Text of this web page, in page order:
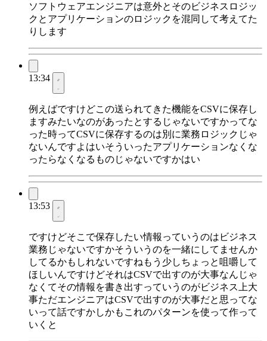
ソフトウェアエンジニアは意外とそのビジネスロジッ
クとアプリケーションのロジックを混同して考えてた
りします
13:34
例えばですけどこの送られてきた機能をCSVに保存し
ますみたいなのがあったとするじゃないですかってな
った時ってCSVに保存するのは別に業務ロジックじゃ
ないんですよはいそういったアプリケーションなくな
ったらなくなるものじゃないですかはい
13:53
ですけどそこで保存したい情報っていうのはビジネス
業務じゃないですかそういうのを一緒にしてませんか
してるかもしれないですねもう少しちょっと咀嚼して
ほしいんですけどそれはCSVで出すのが大事なんじゃ
なくてその情報を書き出すっていうのがビジネス上大
事ただエンジニアはCSVで出すのが大事だと思ってな
いって話ですかしかもこれのパターンを使って作って
いくと